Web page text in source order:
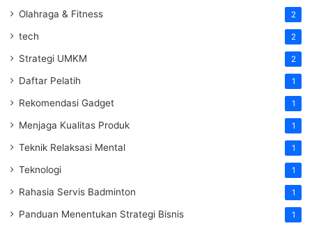
Olahraga & Fitness 2
tech 2
Strategi UMKM 2
Daftar Pelatih 1
Rekomendasi Gadget 1
Menjaga Kualitas Produk 1
Teknik Relaksasi Mental 1
Teknologi 1
Rahasia Servis Badminton 1
Panduan Menentukan Strategi Bisnis 1